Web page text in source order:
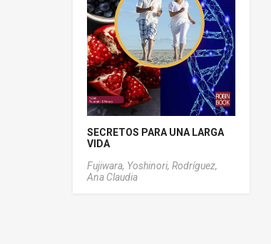
SECRETOS PARA UNA LARGA
VIDA
Fujiwara, Yoshinori, Rodríguez,
Ana Claudia